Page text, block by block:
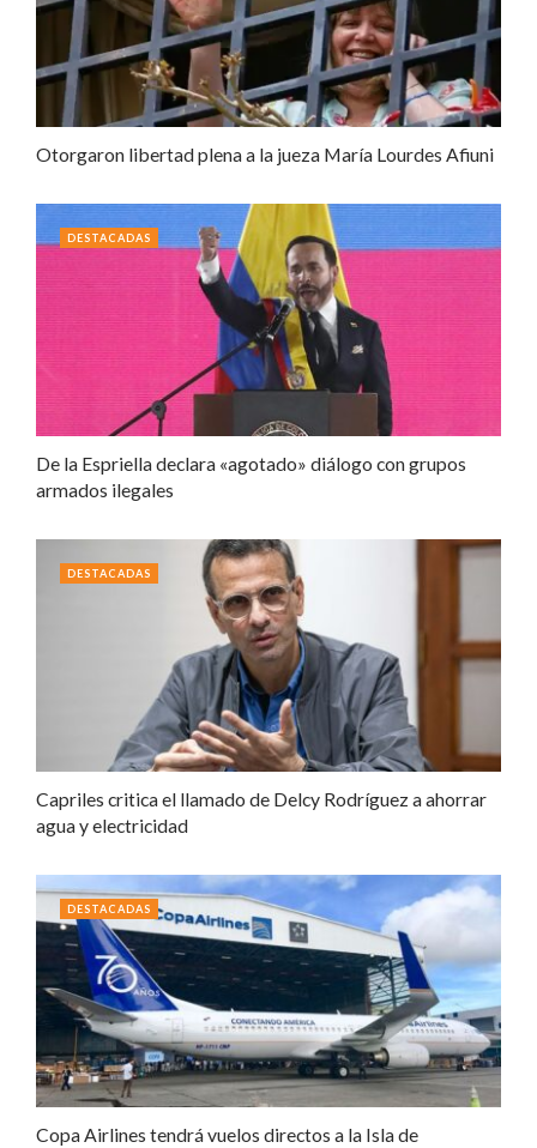
Otorgaron libertad plena a la jueza María Lourdes Afiuni
De la Espriella declara «agotado» diálogo con grupos
armados ilegales
DESTACADAS
Capriles critica el llamado de Delcy Rodríguez a ahorrar
agua y electricidad
DESTACADAS
Copa Airlines tendrá vuelos directos a la Isla de
DESTACADAS